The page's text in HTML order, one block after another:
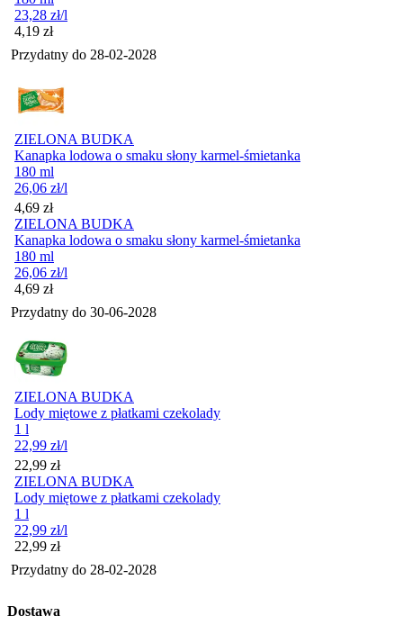
23,28 zł/l
Cena
4,19 zł
Przydatny do 28-02-2028
ZIELONA BUDKA
Kanapka lodowa o smaku słony karmel-śmietanka
180 ml
26,06 zł/l
Cena
4,69 zł
ZIELONA BUDKA
Kanapka lodowa o smaku słony karmel-śmietanka
180 ml
26,06 zł/l
Cena
4,69 zł
Przydatny do 30-06-2028
ZIELONA BUDKA
Lody miętowe z płatkami czekolady
1 l
22,99 zł/l
Cena
22,99 zł
ZIELONA BUDKA
Lody miętowe z płatkami czekolady
1 l
22,99 zł/l
Cena
22,99 zł
Przydatny do 28-02-2028
Dostawa